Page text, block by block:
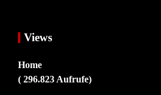
Views
Home
( 296.823 Aufrufe)